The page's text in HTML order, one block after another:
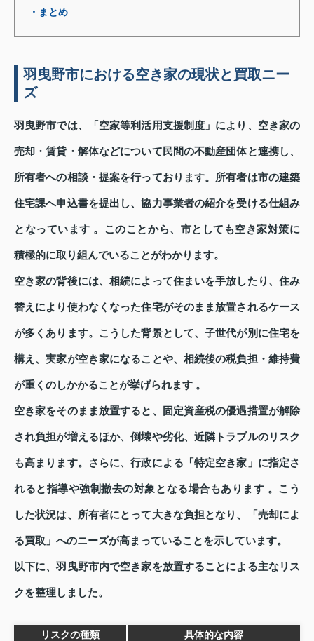
・まとめ
羽曳野市における空き家の現状と買取ニー
ズ
羽曳野市では、「空家等利活用支援制度」により、空き家の
売却・賃貸・解体などについて民間の不動産団体と連携し、
所有者への相談・提案を行っております。所有者は市の建築
住宅課へ申込書を提出し、協力事業者の紹介を受ける仕組み
となっています 。このことから、市としても空き家対策に
積極的に取り組んでいることがわかります。
空き家の背後には、相続によって住まいを手放したり、住み
替えにより使わなくなった住宅がそのまま放置されるケース
が多くあります。こうした背景として、子世代が別に住宅を
構え、実家が空き家になることや、相続後の税負担・維持費
が重くのしかかることが挙げられます 。
空き家をそのまま放置すると、固定資産税の優遇措置が解除
され負担が増えるほか、倒壊や劣化、近隣トラブルのリスク
も高まります。さらに、行政による「特定空き家」に指定さ
れると指導や強制撤去の対象となる場合もあります 。こう
した状況は、所有者にとって大きな負担となり、「売却によ
る買取」へのニーズが高まっていることを示しています。
以下に、羽曳野市内で空き家を放置することによる主なリス
クを整理しました。
リスクの種類 具体的な内容